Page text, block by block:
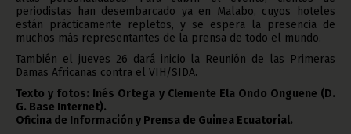
periodistas han desembarcado ya en Malabo, cuyos hoteles
están prácticamente repletos, y se espera la presencia de
muchos más representantes de la prensa de todo el mundo.
También el jueves 26 dará inicio la Reunión de las Primeras
Damas Africanas contra el VIH/SIDA.
Texto y fotos: Inés Ortega y Clemente Ela Ondo Onguene (D.
G. Base Internet).
Oficina de Información y Prensa de Guinea Ecuatorial.